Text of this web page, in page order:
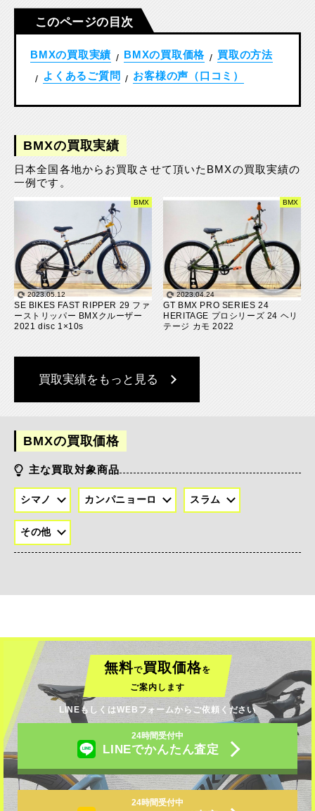
このページの目次
BMXの買取実績 / BMXの買取価格 / 買取の方法
/ よくあるご質問 / お客様の声（口コミ）
BMXの買取実績
日本全国各地からお買取させて頂いたBMXの買取実績の
一例です。
BMX
2023.05.12
SE BIKES FAST RIPPER 29 ファ
ーストリッパー BMXクルーザー
2021 disc 1×10s
BMX
2023.04.24
GT BMX PRO SERIES 24
HERITAGE プロシリーズ 24 ヘリ
テージ カモ 2022
買取実績をもっと見る
BMXの買取価格
主な買取対象商品
シマノ カンパニョーロ スラム
その他
無料で買取価格を
ご案内します
LINEもしくはWEBフォームからご依頼ください
24時間受付中
LINEでかんたん査定
24時間受付中